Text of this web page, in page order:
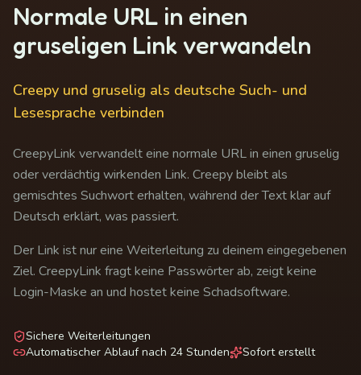
Normale URL in einen
gruseligen Link verwandeln
Creepy und gruselig als deutsche Such- und
Lesesprache verbinden
CreepyLink verwandelt eine normale URL in einen gruselig
oder verdächtig wirkenden Link. Creepy bleibt als
gemischtes Suchwort erhalten, während der Text klar auf
Deutsch erklärt, was passiert.
Der Link ist nur eine Weiterleitung zu deinem eingegebenen
Ziel. CreepyLink fragt keine Passwörter ab, zeigt keine
Login-Maske an und hostet keine Schadsoftware.
Sichere Weiterleitungen
Automatischer Ablauf nach 24 Stunden
Sofort erstellt